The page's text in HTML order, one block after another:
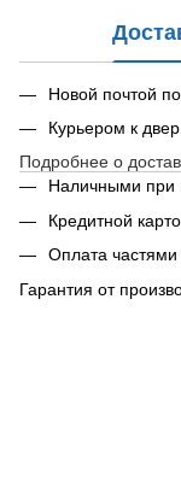
Новой почтой
Курьером к
Подробнее о
Наличными при
Кредитной
Оплата
Гарантия от